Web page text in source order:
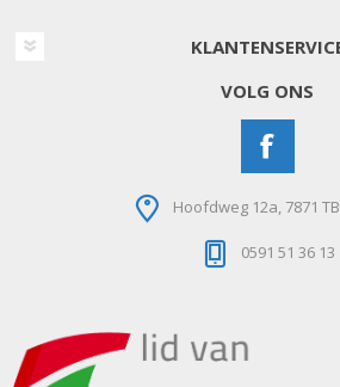
VOLG ONS
Hoofdweg 12a, 7871
0591 51 36 13